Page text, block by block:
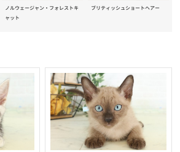
ノルウェージャン・フォレストキ
ャット
ブリティッシュショートヘアー